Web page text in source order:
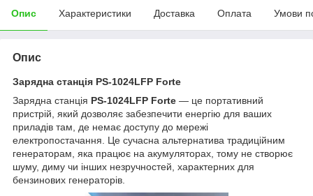
Опис Характеристики Доставка Оплата Умови
Опис
Зарядна станція PS-1024LFP Forte
Зарядна станція PS-1024LFP Forte — це портативний
пристрій, який дозволяє забезпечити енергію для ваших
приладів там, де немає доступу до мережі
електропостачання. Це сучасна альтернатива традиційним
генераторам, яка працює на акумуляторах, тому не створює
шуму, диму чи інших незручностей, характерних для
бензинових генераторів.